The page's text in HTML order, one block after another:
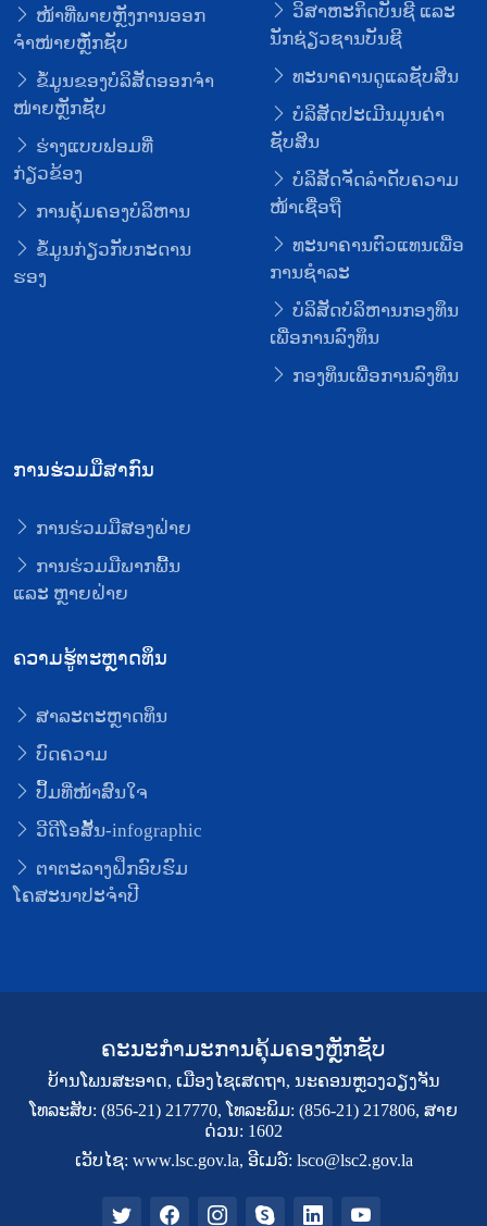
ໜ້າທີ່ພາຍຫຼັງການອອກ
ຈໍາໜ່າຍຫຼັໍກຊັບ
ຂໍ້ມູນຂອງບໍລິສັດອອກຈໍາ
ໜ່າຍຫຼັກຊັບ
ຮ່າງແບບຟອມທີ່
ກ່ຽວຂ້ອງ
ການຄຸ້ມຄອງບໍລິຫານ
ຂໍ້ມູນກ່ຽວກັບກະດານ
ຮອງ
ວິສາຫະກິດບັນຊີ ແລະ
ນັກຊ່ຽວຊານບັນຊີ
ທະນາຄານດູແລຊັບສິນ
ບໍລິສັດປະເມີນມູນຄ່າ
ຊັບສິນ
ບໍລິສັດຈັດລໍາດັບຄວາມ
ໜ້າເຊື່ອຖື
ທະນາຄານຕົວແທນເພື່ອ
ການຊໍາລະ
ບໍລິສັດບໍລິຫານກອງທຶນ
ເພື່ອການລົງທຶນ
ກອງທຶນເພື່ອການລົງທຶນ
ການຮ່ວມມືສາກົນ
ການຮ່ວມມືສອງຝ່າຍ
ການຮ່ວມມືພາກພື້ນ
ແລະ ຫຼາຍຝ່າຍ
ຄວາມຮູ້ຕະຫຼາດທຶນ
ສາລະຕະຫຼາດທຶນ
ບົດຄວາມ
ປຶ້ມທີ່ໜ້າສົນໃຈ
ວີດີໂອສັ້ນ-infographic
ຕາຕະລາງຝຶກອົບຮົມ
ໂຄສະນາປະຈຳປີ
ຄະນະກຳມະການຄຸ້ມຄອງຫຼັກຊັບ
ບ້ານໂພນສະອາດ, ເມືອງໄຊເສດຖາ, ນະຄອນຫຼວງວຽງຈັນ
ໂທລະສັບ: (856-21) 217770, ໂທລະພິມ: (856-21) 217806, ສາຍ
ດ່ວນ: 1602
ເວັບໄຊ: www.lsc.gov.la, ອີເມວ໌: lsco@lsc2.gov.la